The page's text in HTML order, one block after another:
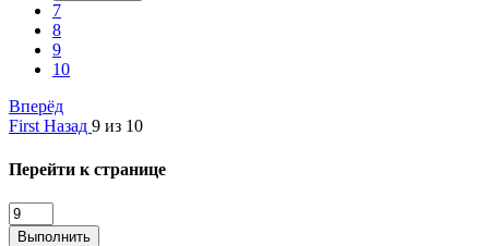
7
8
9
10
Вперёд
First Назад 9 из 10
Перейти к странице
Выполнить